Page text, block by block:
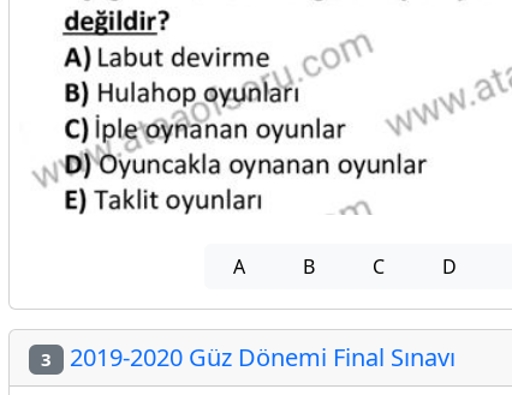
A B C D
3 2019-2020 Güz Dönemi Final Sınavı